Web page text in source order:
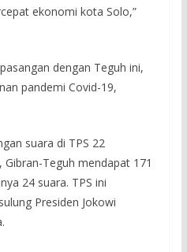
ekonomi kota Solo,”
dengan Teguh ini,
pandemi Covid-19,
suara di TPS 22
Teguh mendapat 171
24 suara. TPS ini
Presiden Jokowi